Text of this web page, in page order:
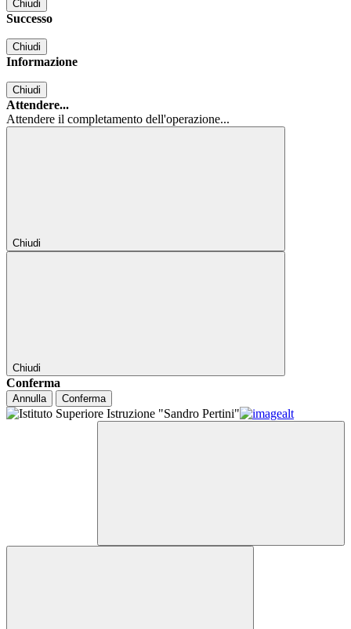
Chiudi
Successo
Chiudi
Informazione
Chiudi
Attendere...
Attendere il completamento dell'operazione...
Chiudi
Chiudi
Conferma
Annulla Conferma